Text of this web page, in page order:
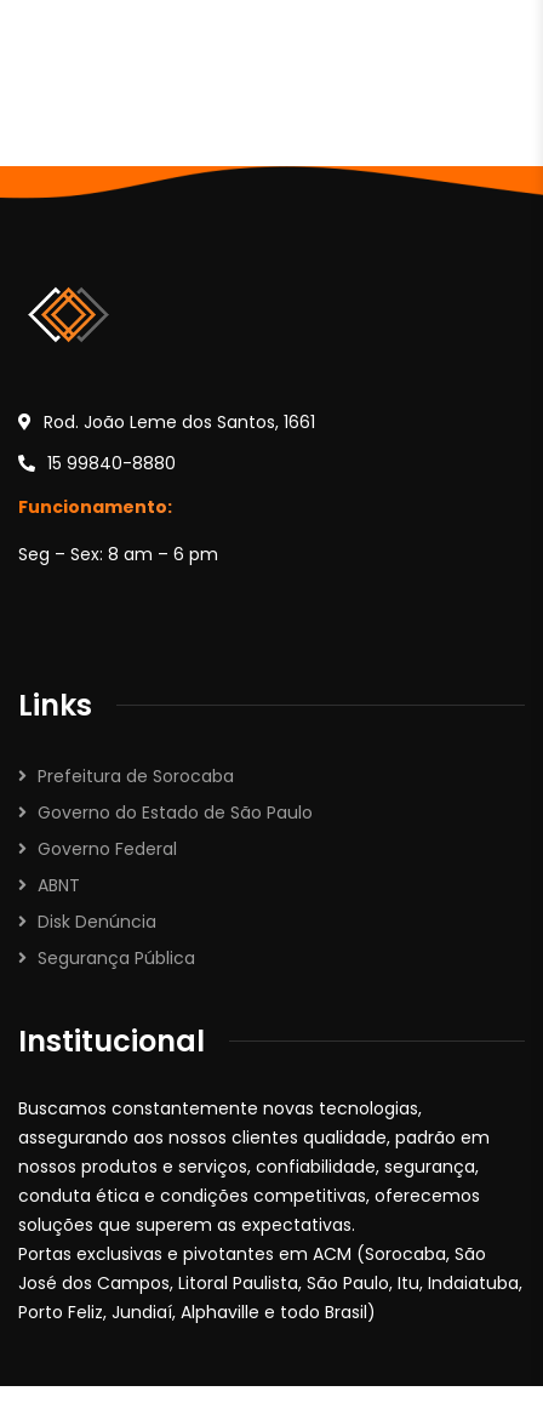
Rod. João Leme dos Santos, 1661
15 99840-8880
Funcionamento:
Seg – Sex: 8 am – 6 pm
Links
Prefeitura de Sorocaba
Governo do Estado de São Paulo
Governo Federal
ABNT
Disk Denúncia
Segurança Pública
Institucional
Buscamos constantemente novas tecnologias,
assegurando aos nossos clientes qualidade, padrão em
nossos produtos e serviços, confiabilidade, segurança,
conduta ética e condições competitivas, oferecemos
soluções que superem as expectativas.
Portas exclusivas e pivotantes em ACM (Sorocaba, São
José dos Campos, Litoral Paulista, São Paulo, Itu, Indaiatuba,
Porto Feliz, Jundiaí, Alphaville e todo Brasil)